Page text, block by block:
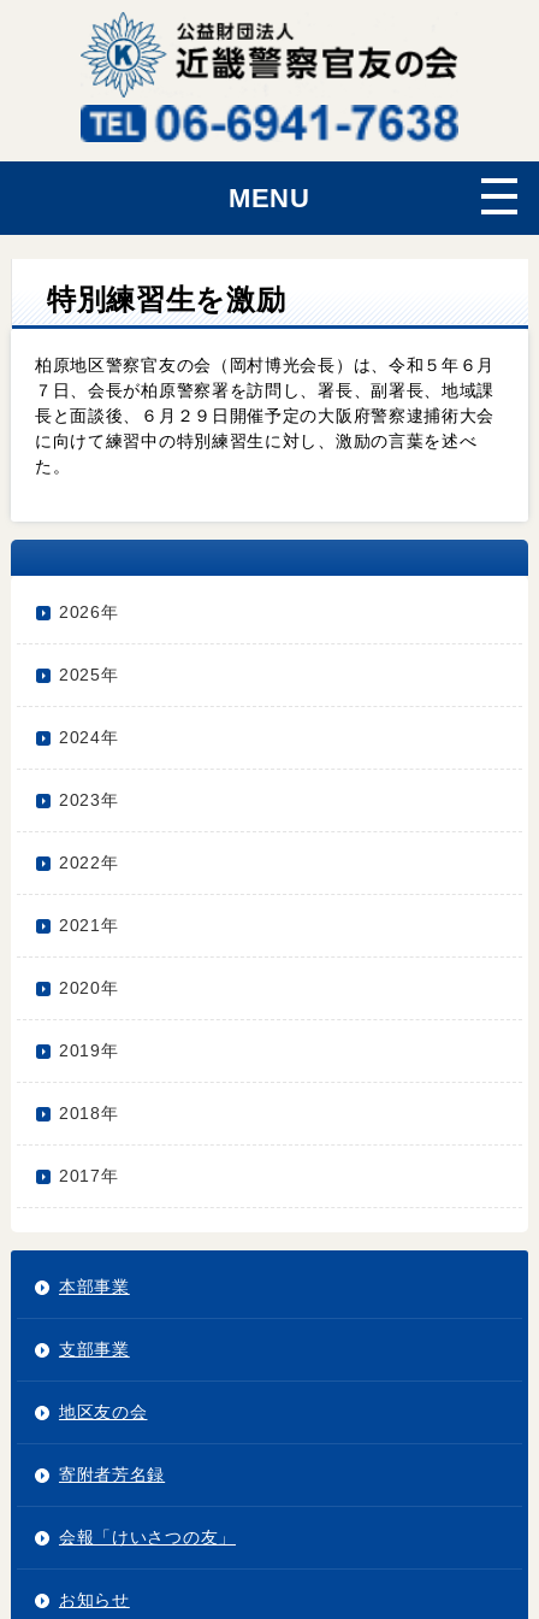
MENU
特別練習生を激励
柏原地区警察官友の会（岡村博光会長）は、令和５年６月
７日、会長が柏原警察署を訪問し、署長、副署長、地域課
長と面談後、６月２９日開催予定の大阪府警察逮捕術大会
に向けて練習中の特別練習生に対し、激励の言葉を述べ
た。
2026年
2025年
2024年
2023年
2022年
2021年
2020年
2019年
2018年
2017年
本部事業
支部事業
地区友の会
寄附者芳名録
会報「けいさつの友」
お知らせ